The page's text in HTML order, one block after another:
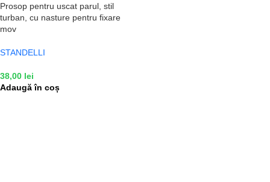
Prosop pentru uscat parul, stil
turban, cu nasture pentru fixare
mov
STANDELLI
38,00 lei
Adaugă în coș